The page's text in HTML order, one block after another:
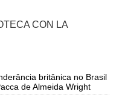
CON LA
britânica no Brasil
de Almeida Wright